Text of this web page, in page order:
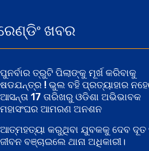
ଖବର
ପୁନର୍ବାର ତ୍ରୁଟି ପିଲାଙ୍କୁ ମୂର୍ଖ କରିବାକୁ
ଷଡଯନ୍ତ୍ର ! ଭୁଲ ବହି ପ୍ରତ୍ୟାହାର
ଆସନ୍ତା 17 ତାରିଖରୁ ଓଡିଶା ଅଭିଭାବକ
ମହାସଂଘର ଆମରଣ ଅନଶନ
ଆତ୍ମହତ୍ୟା କରୁଥିବା ଯୁବକକୁ ଦେବ ଦୂତ
ଜୀବନ ବଞ୍ଚାଇଲେ ଥାନା ଅଧିକାରୀ।